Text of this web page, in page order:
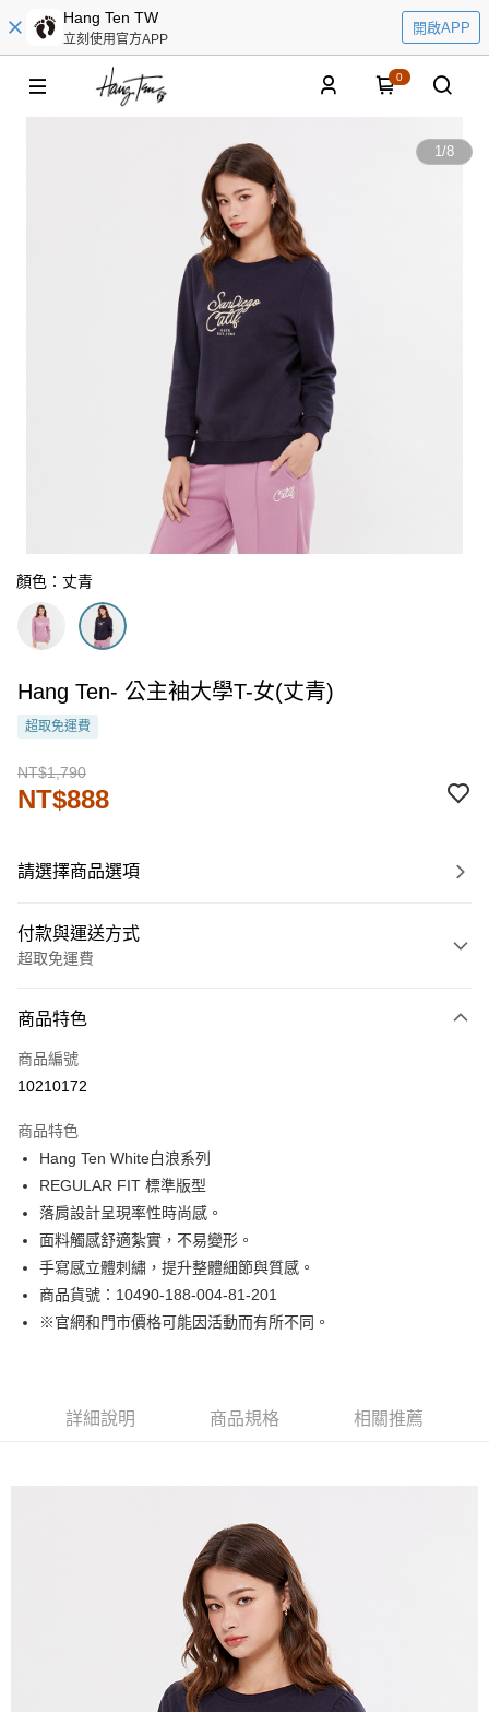
Hang Ten TW
立刻使用官方APP
開啟APP
0
1/8
顏色：丈青
Hang Ten- 公主袖大學T-女(丈青)
超取免運費
NT$1,790
NT$888
請選擇商品選項
付款與運送方式
超取免運費
信用卡一次付款
LINE Pay
街口支付
悠遊付
Google Pay
貨到付款
運送方式
每筆NT$130，滿NT$1,000(含以上)免運費
商品特色
商品編號
10210172
商品特色
Hang Ten White白浪系列
REGULAR FIT 標準版型
落肩設計呈現率性時尚感。
面料觸感舒適紮實，不易變形。
手寫感立體刺繡，提升整體細節與質感。
商品貨號：10490-188-004-81-201
※官網和門市價格可能因活動而有所不同。
詳細說明 商品規格 相關推薦